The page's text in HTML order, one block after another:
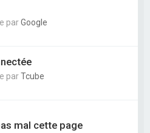
parGoogle
parTcube
mal cette page